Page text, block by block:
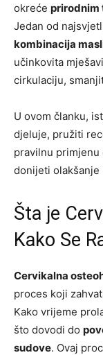
okreće prirodnim
Jedan od
kombinacija
učinkovita
cirkulaciju,
U ovom članku,
djeluje, pružiti
pravilnu primjenu
donijeti olakšanje
Šta je
Kako Se
Cervikalna
proces koji
Kako vrijeme
što dovodi do
sudove. Ovaj